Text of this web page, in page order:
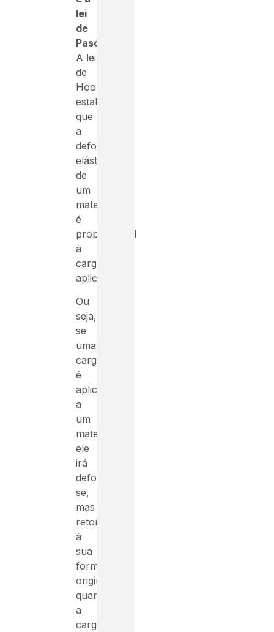
lei
de
Pascal
A lei
de
Hooke
estabelece
que
a
deformação
elástica
de
um
material
é
proporcional
à
carga
aplicada.
Ou
seja,
se
uma
carga
é
aplicada
a
um
material,
ele
irá
deformar-
se,
mas
retornará
à
sua
forma
original
quando
a
carga